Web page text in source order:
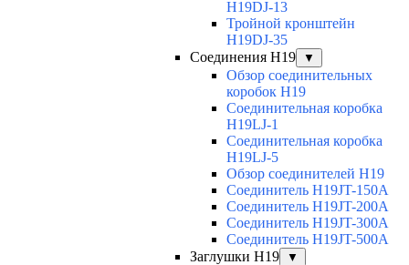
H19DJ-13
Тройной кронштейн
H19DJ-35
Соединения H19
▼
Обзор соединительных
коробок H19
Соединительная коробка
H19LJ-1
Соединительная коробка
H19LJ-5
Обзор соединителей H19
Соединитель H19JT-150A
Соединитель H19JT-200A
Соединитель H19JT-300A
Соединитель H19JT-500A
Заглушки H19
▼